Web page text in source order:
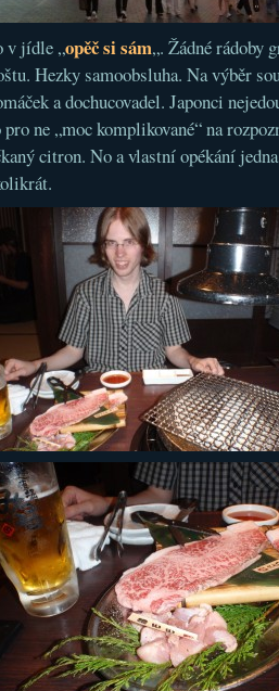
v jídle „opěč si sám„. Žádné rádoby
Hezky samoobsluha. Na výběr
a dochucovadel. Japonci
ne „moc komplikované“ na
citron. No a vlastní opékání